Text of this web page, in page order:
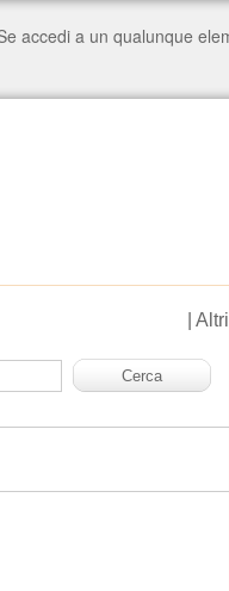
Altri